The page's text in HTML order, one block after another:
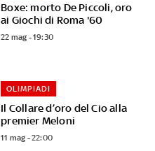
Boxe: morto De Piccoli, oro
ai Giochi di Roma '60
22 mag - 19:30
Il Collare d’oro del Cio alla
premier Meloni
OLIMPIADI
11 mag - 22:00